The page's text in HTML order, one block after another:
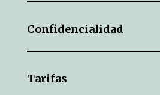
Confidencialidad
Tarifas